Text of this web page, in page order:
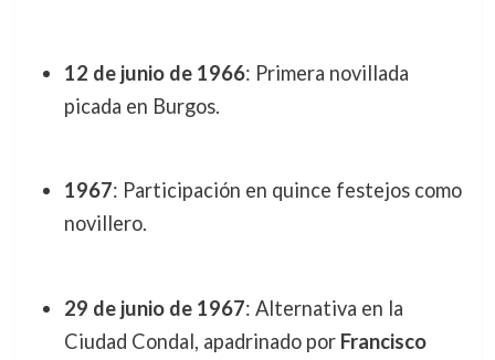
12 de junio de 1966: Primera novillada
picada en Burgos.
1967: Participación en quince festejos como
novillero.
29 de junio de 1967: Alternativa en la
Ciudad Condal, apadrinado por Francisco